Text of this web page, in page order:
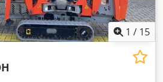
1 / 15